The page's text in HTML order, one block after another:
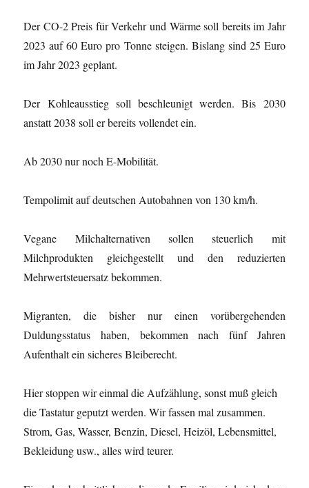
Der CO-2 Preis für Verkehr und Wärme soll bereits im Jahr
2023 auf 60 Euro pro Tonne steigen. Bislang sind 25 Euro
im Jahr 2023 geplant.
Der Kohleausstieg soll beschleunigt werden. Bis 2030
anstatt 2038 soll er bereits vollendet ein.
Ab 2030 nur noch E-Mobilität.
Tempolimit auf deutschen Autobahnen von 130 km/h.
Vegane Milchalternativen sollen steuerlich mit
Milchprodukten gleichgestellt und den reduzierten
Mehrwertsteuersatz bekommen.
Migranten, die bisher nur einen vorübergehenden
Duldungsstatus haben, bekommen nach fünf Jahren
Aufenthalt ein sicheres Bleiberecht.
Hier stoppen wir einmal die Aufzählung, sonst muß gleich
die Tastatur geputzt werden. Wir fassen mal zusammen.
Strom, Gas, Wasser, Benzin, Diesel, Heizöl, Lebensmittel,
Bekleidung usw., alles wird teurer.